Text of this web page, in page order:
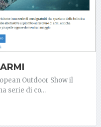
Outdoor Show il
serie di co…